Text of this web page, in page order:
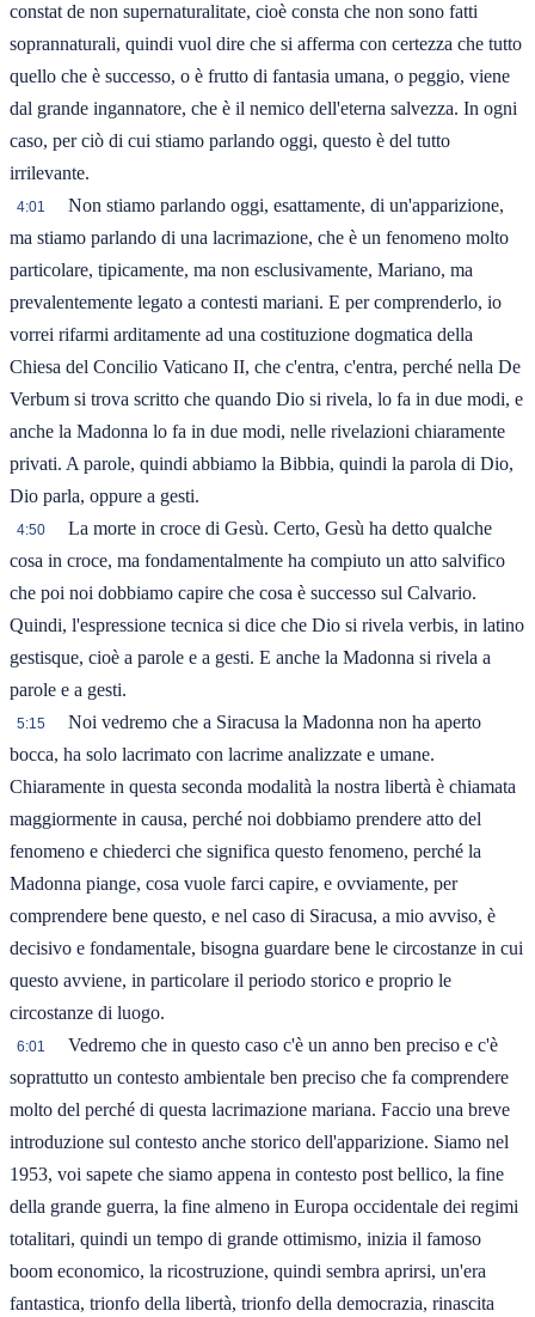
constat de non supernaturalitate, cioè consta che non sono fatti
soprannaturali, quindi vuol dire che si afferma con certezza che tutto
quello che è successo, o è frutto di fantasia umana, o peggio, viene
dal grande ingannatore, che è il nemico dell'eterna salvezza. In ogni
caso, per ciò di cui stiamo parlando oggi, questo è del tutto
irrilevante.
4:01
Non stiamo parlando oggi, esattamente, di un'apparizione,
ma stiamo parlando di una lacrimazione, che è un fenomeno molto
particolare, tipicamente, ma non esclusivamente, Mariano, ma
prevalentemente legato a contesti mariani. E per comprenderlo, io
vorrei rifarmi arditamente ad una costituzione dogmatica della
Chiesa del Concilio Vaticano II, che c'entra, c'entra, perché nella De
Verbum si trova scritto che quando Dio si rivela, lo fa in due modi, e
anche la Madonna lo fa in due modi, nelle rivelazioni chiaramente
privati. A parole, quindi abbiamo la Bibbia, quindi la parola di Dio,
Dio parla, oppure a gesti.
4:50
La morte in croce di Gesù. Certo, Gesù ha detto qualche
cosa in croce, ma fondamentalmente ha compiuto un atto salvifico
che poi noi dobbiamo capire che cosa è successo sul Calvario.
Quindi, l'espressione tecnica si dice che Dio si rivela verbis, in latino
gestisque, cioè a parole e a gesti. E anche la Madonna si rivela a
parole e a gesti.
5:15
Noi vedremo che a Siracusa la Madonna non ha aperto
bocca, ha solo lacrimato con lacrime analizzate e umane.
Chiaramente in questa seconda modalità la nostra libertà è chiamata
maggiormente in causa, perché noi dobbiamo prendere atto del
fenomeno e chiederci che significa questo fenomeno, perché la
Madonna piange, cosa vuole farci capire, e ovviamente, per
comprendere bene questo, e nel caso di Siracusa, a mio avviso, è
decisivo e fondamentale, bisogna guardare bene le circostanze in cui
questo avviene, in particolare il periodo storico e proprio le
circostanze di luogo.
6:01
Vedremo che in questo caso c'è un anno ben preciso e c'è
soprattutto un contesto ambientale ben preciso che fa comprendere
molto del perché di questa lacrimazione mariana. Faccio una breve
introduzione sul contesto anche storico dell'apparizione. Siamo nel
1953, voi sapete che siamo appena in contesto post bellico, la fine
della grande guerra, la fine almeno in Europa occidentale dei regimi
totalitari, quindi un tempo di grande ottimismo, inizia il famoso
boom economico, la ricostruzione, quindi sembra aprirsi, un'era
fantastica, trionfo della libertà, trionfo della democrazia, rinascita